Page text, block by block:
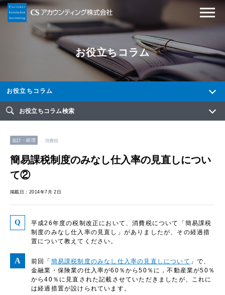
お役立ちコラム
お役立ちコラム
お役立ちコラム検索
会計・経理 消費税
簡易課税制度のみなし仕入率の見直しについ
て②
掲載日：2014年7月 2日
平成26年度の税制改正において、消費税について「簡易課税
制度のみなし仕入率の見直し」がありましたが、その経過措
置について教えてください。
前回「 簡易課税制度のみなし仕入率の見直しについて 」で、
金融業・保険業の仕入率が60％から50％に，不動産業が50％
から40％に見直された記載させていただきましたが、これに
は経過措置が設けられています。